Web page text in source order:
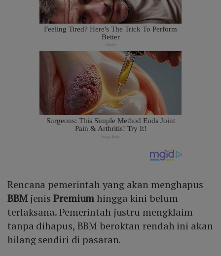
Rencana pemerintah yang akan menghapus
BBMjenisPremiumhingga kini belum
terlaksana. Pemerintah justru mengklaim
tanpa dihapus, BBM beroktan rendah ini akan
hilang sendiri di pasaran.